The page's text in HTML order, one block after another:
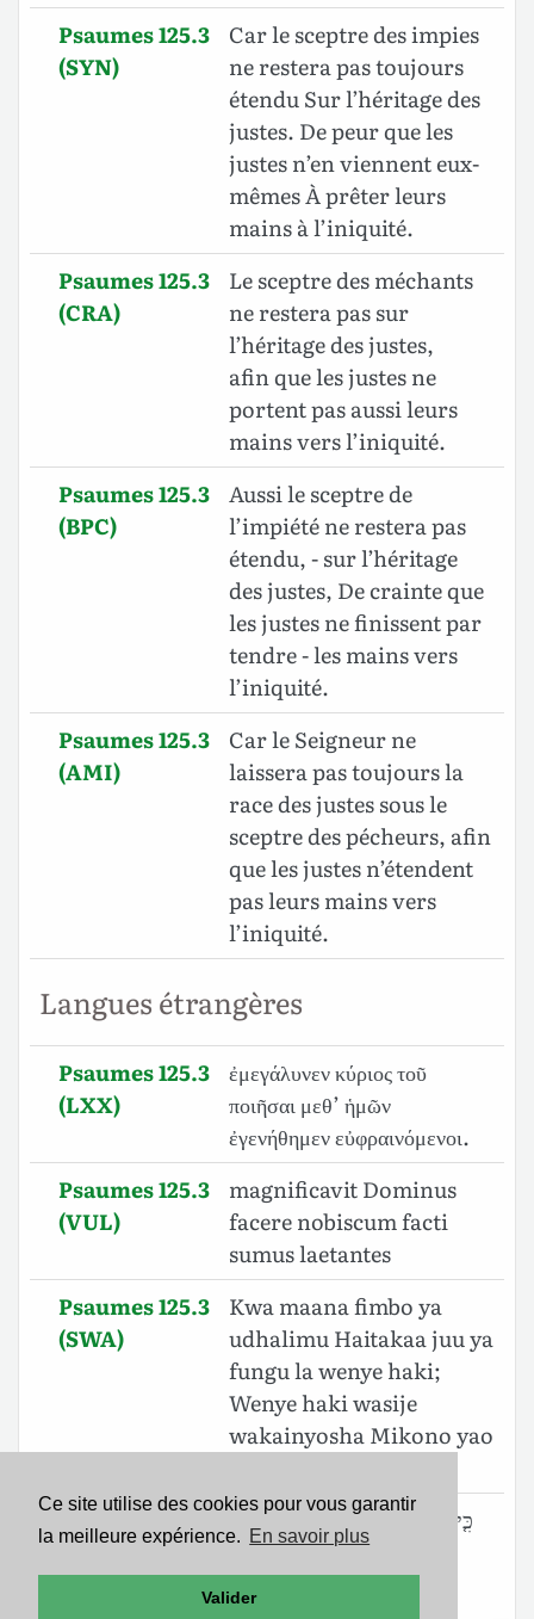
Ce site utilise des cookies pour vous garantir
la meilleure expérience. En savoir plus
Valider
Psaumes 125.3
(SYN)
Car le sceptre des impies
ne restera pas toujours
étendu Sur l’héritage des
justes. De peur que les
justes n’en viennent eux-
mêmes À prêter leurs
mains à l’iniquité.
Psaumes 125.3
(CRA)
Le sceptre des méchants
ne restera pas sur
l’héritage des justes,
afin que les justes ne
portent pas aussi leurs
mains vers l’iniquité.
Psaumes 125.3
(BPC)
Aussi le sceptre de
l’impiété ne restera pas
étendu, - sur l’héritage
des justes, De crainte que
les justes ne finissent par
tendre - les mains vers
l’iniquité.
Psaumes 125.3
(AMI)
Car le Seigneur ne
laissera pas toujours la
race des justes sous le
sceptre des pécheurs, afin
que les justes n’étendent
pas leurs mains vers
l’iniquité.
Langues étrangères
Psaumes 125.3
(LXX)
ἐμεγάλυνεν κύριος τοῦ
ποιῆσαι μεθ’ ἡμῶν
ἐγενήθημεν εὐφραινόμενοι.
Psaumes 125.3
(VUL)
magnificavit Dominus
facere nobiscum facti
sumus laetantes
Psaumes 125.3
(SWA)
Kwa maana fimbo ya
udhalimu Haitakaa juu ya
fungu la wenye haki;
Wenye haki wasije
wakainyosha Mikono yao
Psaumes 125.3
(BHS)
כִּ֤י לֹ֪א יָנ֡וּחַ שֵׁ֤בֶט הָרֶ֗שַׁע עַל֮ גֹּורַ֪ל
הַֽצַּדִּ֫יקִ֥ים לְמַ֡עַן לֹא־יִשְׁלְח֖וּ
הַצַּדִּיקִ֨ים בְּעַוְלָ֬תָה יְדֵיהֶֽם׃